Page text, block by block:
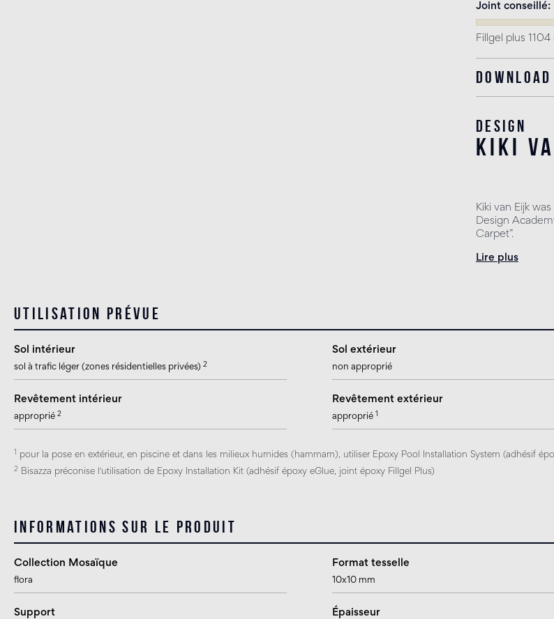
Joint conseillé
Fillgel plus
Download
Design
kiki
Kiki van Eijk
Design
Carpet”.
Lire plus
Utilisation prévue
Sol intérieur
sol à trafic léger (zones résidentielles privées) 2
Sol extérieur
non approprié
Revêtement intérieur
approprié 2
Revêtement extérieur
approprié 1
1 pour la pose en extérieur, en piscine et dans les milieux humides (hammam), utiliser Epoxy Pool Installation System (adhésif
2 Bisazza préconise l'utilisation de Epoxy Installation Kit (adhésif époxy eGlue, joint époxy Fillgel Plus)
Informations sur le produit
Collection Mosaïque
flora
Format tesselle
10x10 mm
Support Épaisseur